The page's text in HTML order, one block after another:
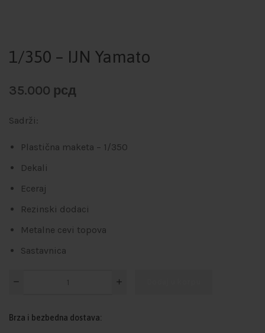
1/350 – IJN Yamato
35.000 рсд
Sadrži:
Plastična maketa – 1/350
Dekali
Eceraj
Rezinski dodaci
Metalne cevi topova
Sastavnica
Brza i bezbedna dostava: